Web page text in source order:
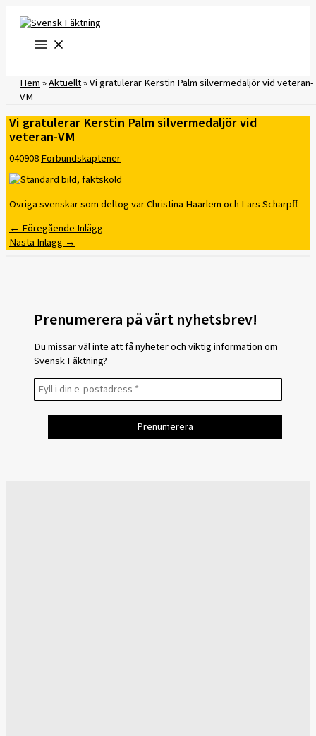
innehåll
Hem»Aktuellt»Vi gratulerar Kerstin Palm silvermedaljör vid veteran-
VM
Vi gratulerar Kerstin Palm silvermedaljör vid
veteran-VM
040908Förbundskaptener
Övriga svenskar som deltog var Christina Haarlem och Lars Scharpff.
←Föregående Inlägg
Nästa Inlägg→
Prenumerera på vårt nyhetsbrev!
Du missar väl inte att få nyheter och viktig information om
Svensk Fäktning?